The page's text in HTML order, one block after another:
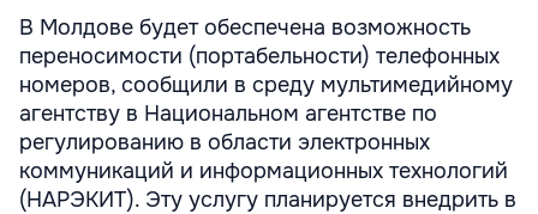
В Молдове будет обеспечена возможность
переносимости (портабельности) телефонных
номеров, сообщили в среду мультимедийному
агентству в Национальном агентстве по
регулированию в области электронных
коммуникаций и информационных технологий
(НАРЭКИТ). Эту услугу планируется внедрить в